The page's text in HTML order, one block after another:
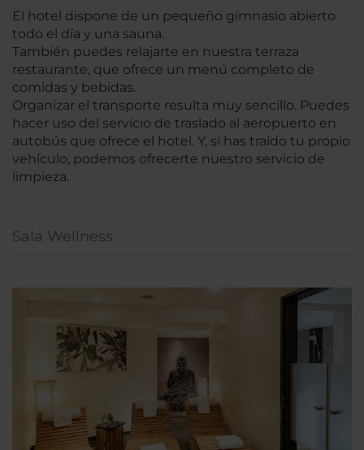
El hotel dispone de un pequeño gimnasio abierto
todo el día y una sauna.
También puedes relajarte en nuestra terraza
restaurante, que ofrece un menú completo de
comidas y bebidas.
Organizar el transporte resulta muy sencillo. Puedes
hacer uso del servicio de traslado al aeropuerto en
autobús que ofrece el hotel. Y, si has traído tu propio
vehículo, podemos ofrecerte nuestro servicio de
limpieza.
Sala Wellness